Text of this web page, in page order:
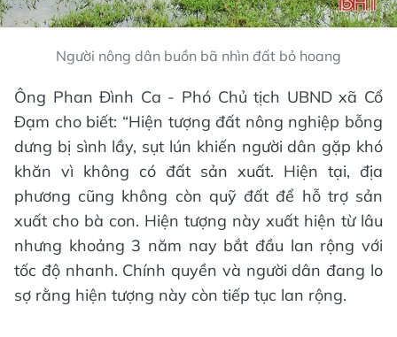
Người nông dân buồn bã nhìn đất bỏ hoang
Ông Phan Đình Ca - Phó Chủ tịch UBND xã Cổ
Đạm cho biết: “Hiện tượng đất nông nghiệp bỗng
dưng bị sình lầy, sụt lún khiến người dân gặp khó
khăn vì không có đất sản xuất. Hiện tại, địa
phương cũng không còn quỹ đất để hỗ trợ sản
xuất cho bà con. Hiện tượng này xuất hiện từ lâu
nhưng khoảng 3 năm nay bắt đầu lan rộng với
tốc độ nhanh. Chính quyền và người dân đang lo
sợ rằng hiện tượng này còn tiếp tục lan rộng.